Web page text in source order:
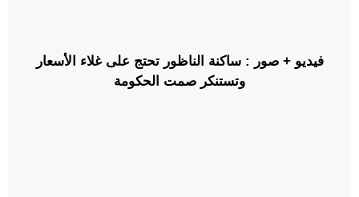
فيديو + صور : ساكنة الناظور تحتج على غلاء الأسعار
وتستنكر صمت الحكومة